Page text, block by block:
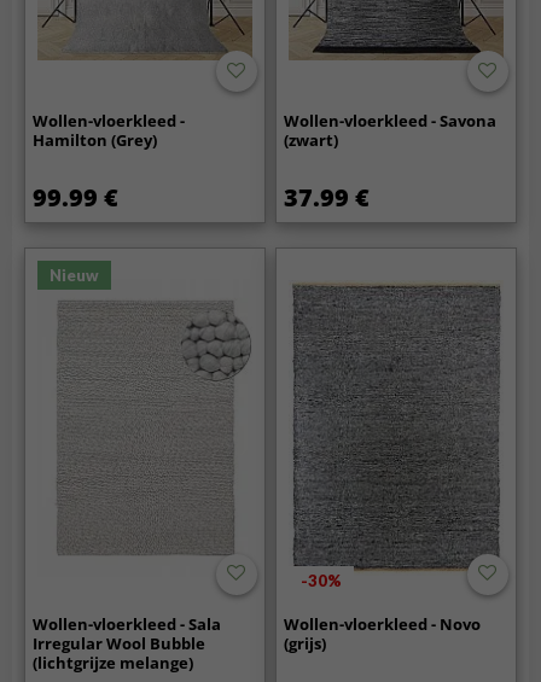
Wollen-vloerkleed -
Hamilton (Grey)
99.99 €
Wollen-vloerkleed - Savona
(zwart)
37.99 €
Nieuw
Wollen-vloerkleed - Sala
Irregular Wool Bubble
(lichtgrijze melange)
-30%
Wollen-vloerkleed - Novo
(grijs)